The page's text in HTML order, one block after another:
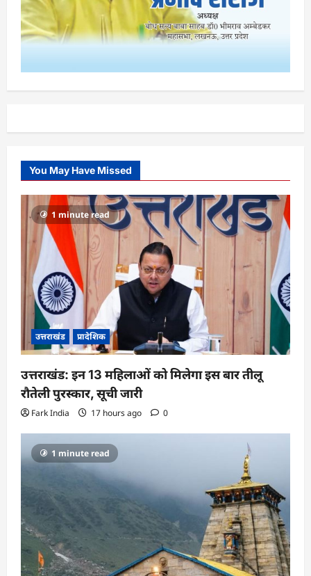
You May Have Missed
1 minute read
उत्तराखंड प्रादेशिक
उत्तराखंड: इन 13 महिलाओं को मिलेगा इस बार तीलू
रौतेली पुरस्कार, सूची जारी
Fark India 17 hours ago 0
1 minute read